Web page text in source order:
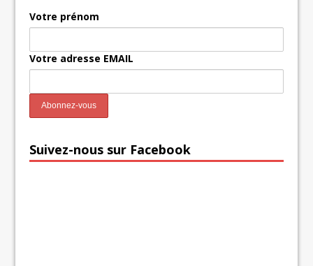
Votre prénom
Votre adresse EMAIL
Suivez-nous sur Facebook